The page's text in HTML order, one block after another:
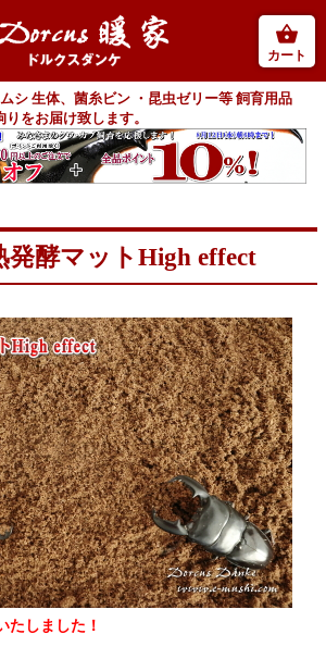
カート
シ 生体、菌糸ビン ・昆虫ゼリー等 飼育用品
をお届け致します。
発酵マットHigh effect
たしました！